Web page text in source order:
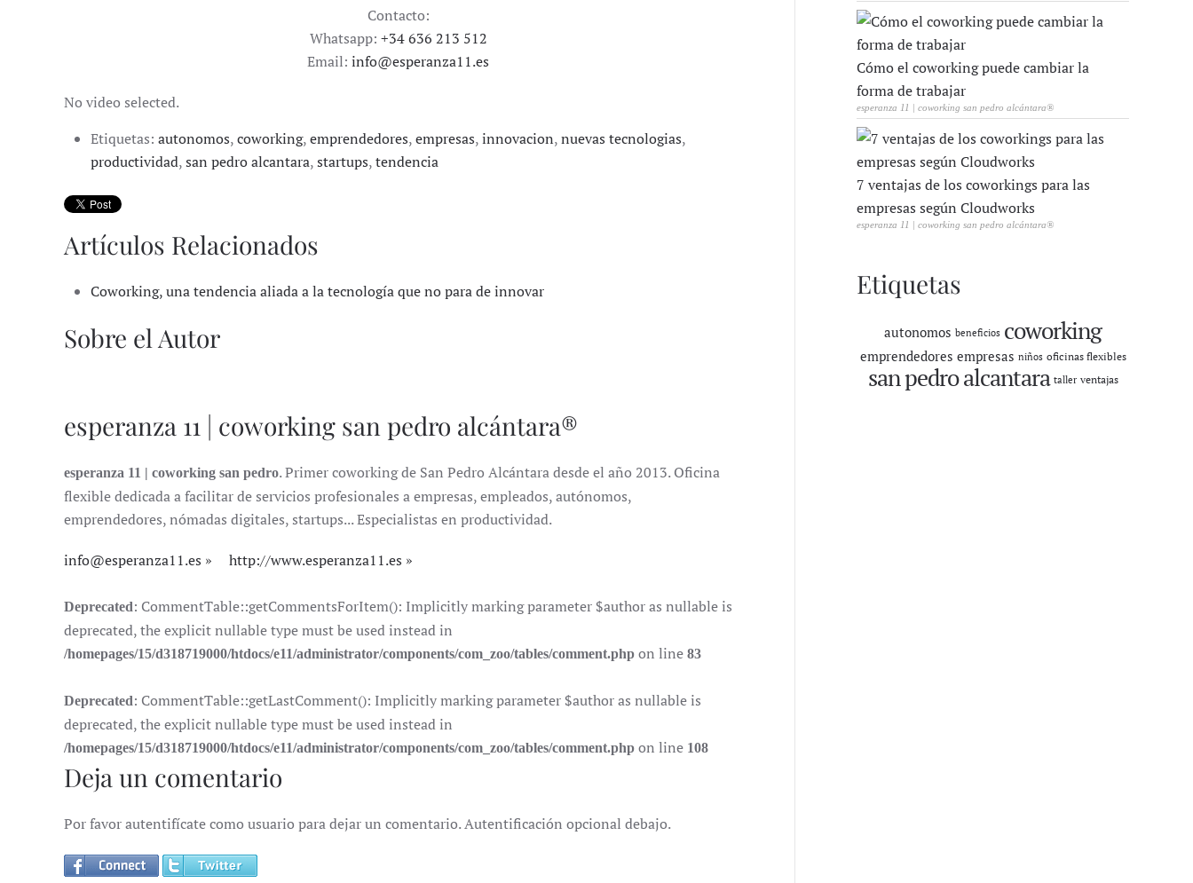
Contacto:
Whatsapp: +34 636 213 512
Email:info@esperanza11.es
No video selected.
Etiquetas: autonomos,coworking,emprendedores,empresas,innovacion,nuevas tecnologias,
productividad,san pedro alcantara,startups,tendencia
Artículos Relacionados
Coworking, una tendencia aliada a la tecnología que no para de innovar
Sobre el Autor
esperanza 11 | coworking san pedro alcántara®
esperanza 11 | coworking san pedro. Primer coworking de San Pedro Alcántara desde el año 2013. Oficina
flexible dedicada a facilitar de servicios profesionales a empresas, empleados, autónomos,
emprendedores, nómadas digitales, startups... Especialistas en productividad.
info@esperanza11.es http://www.esperanza11.es
Deprecated: CommentTable::getCommentsForItem(): Implicitly marking parameter $author as nullable is
deprecated, the explicit nullable type must be used instead in
/homepages/15/d318719000/htdocs/e11/administrator/components/com_zoo/tables/comment.php on line 83
Deprecated: CommentTable::getLastComment(): Implicitly marking parameter $author as nullable is
deprecated, the explicit nullable type must be used instead in
/homepages/15/d318719000/htdocs/e11/administrator/components/com_zoo/tables/comment.php on line 108
Deja un comentario
Por favor autentifícate como usuario para dejar un comentario. Autentificación opcional debajo.
Cómo el coworking puede cambiar la
forma de trabajar
esperanza 11 | coworking san pedro alcántara®
7 ventajas de los coworkings para las
empresas según Cloudworks
esperanza 11 | coworking san pedro alcántara®
Etiquetas
autonomos beneficios coworking
emprendedores empresas niños oficinas flexibles
san pedro alcantara taller ventajas